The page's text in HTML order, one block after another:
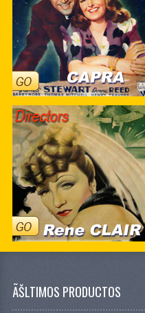
ÃŠLTIMOS PRODUCTOS